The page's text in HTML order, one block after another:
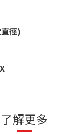
徑)
了解更多